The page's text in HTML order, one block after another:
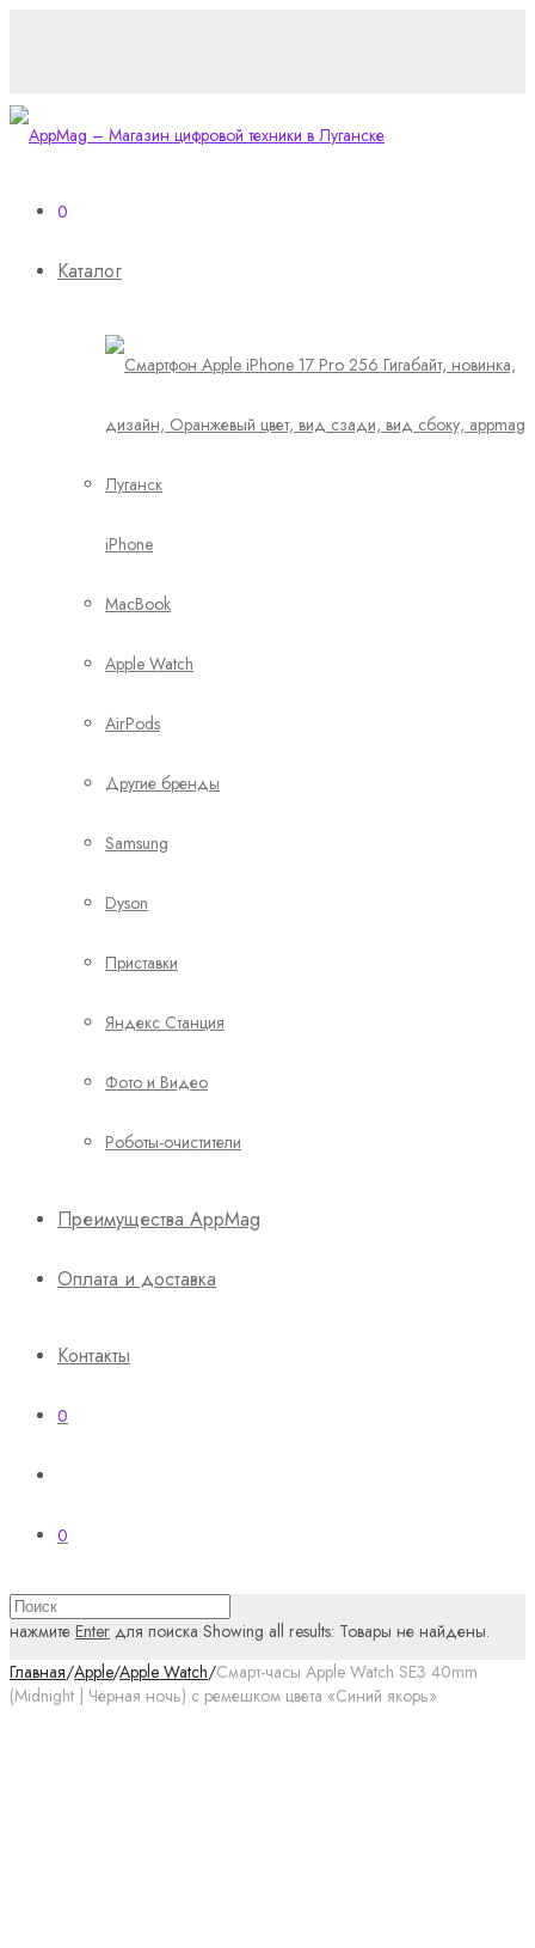
0
Каталог
iPhone
MacBook
Apple Watch
AirPods
Другие бренды
Samsung
Dyson
Приставки
Яндекс Станция
Фото и Видео
Роботы-очистители
Преимущества AppMag
Оплата и доставка
Контакты
0
0
нажмите Enter для поиска Showing all results: Товары не найдены.
Главная/Apple/Apple Watch/Смарт-часы Apple Watch SE3 40mm
(Midnight | Чёрная ночь) с ремешком цвета «Синий якорь»